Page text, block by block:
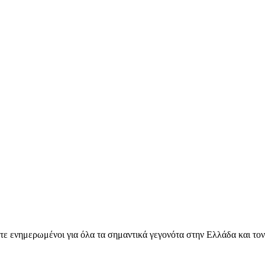
ενημερωμένοι για όλα τα σημαντικά γεγονότα στην Ελλάδα και